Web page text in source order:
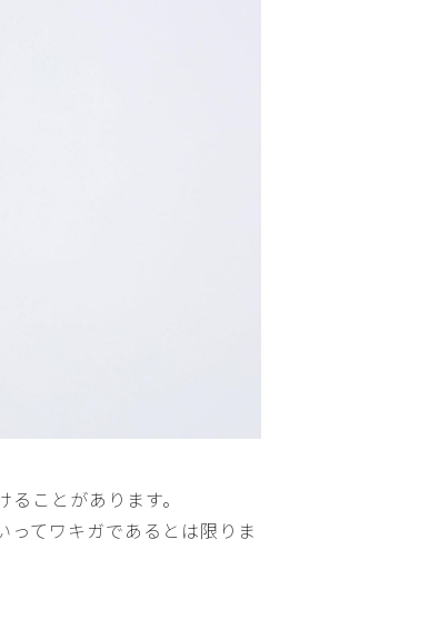
ことがあります。
てワキガであるとは限りま